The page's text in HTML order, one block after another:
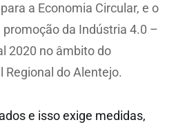
a Economia Circular, e o
promoção da Indústria 4.0 –
2020 no âmbito do
Regional do Alentejo.
e isso exige medidas,